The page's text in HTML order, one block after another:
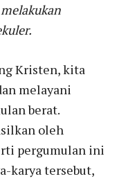
Kristen, kita
melayani
berat.
oleh
pergumulan ini
karya tersebut,